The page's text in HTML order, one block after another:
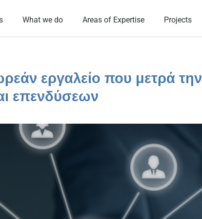
What we do Areas of Expertise Projects
εργαλείο που μετρά την
επενδύσεων